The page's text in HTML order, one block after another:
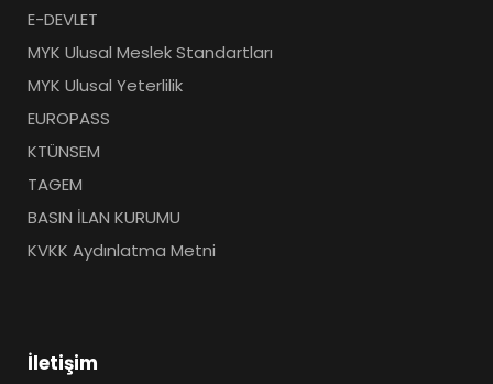
E-DEVLET
MYK Ulusal Meslek Standartları
MYK Ulusal Yeterlilik
EUROPASS
KTÜNSEM
TAGEM
BASIN İLAN KURUMU
KVKK Aydınlatma Metni
İletişim